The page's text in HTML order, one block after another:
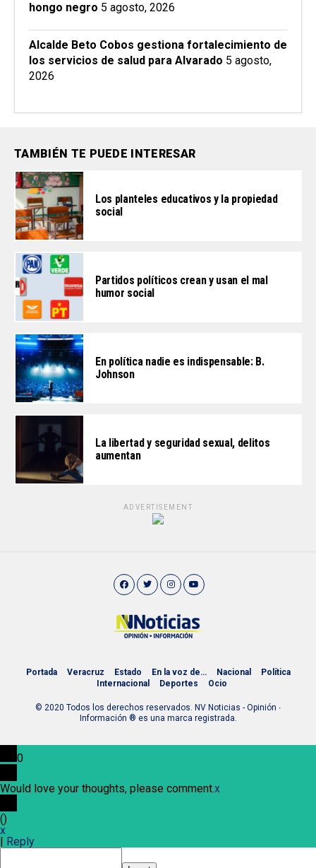
hongo negro 5 agosto, 2026
Alcalde Beto Cobos gestiona fortalecimiento de
los servicios de salud para Alvarado 5 agosto,
2026
TAMBIÉN TE PUEDE INTERESAR
Los planteles educativos y la propiedad
social
Partidos políticos crean y usan el mal
humor social
En política nadie es indispensable: B.
Johnson
La libertad y seguridad sexual, delitos
aumentan
ADVERTISEMENT
Portada Veracruz Estado En la voz de… Nacional
Política
Internacional
Deportes Ocio
© 2020 Todos los derechos reservados. NV Noticias - Opinión ∙
Información ® es una marca registrada.
0
Would love your thoughts, please comment.x
()
x
Reply